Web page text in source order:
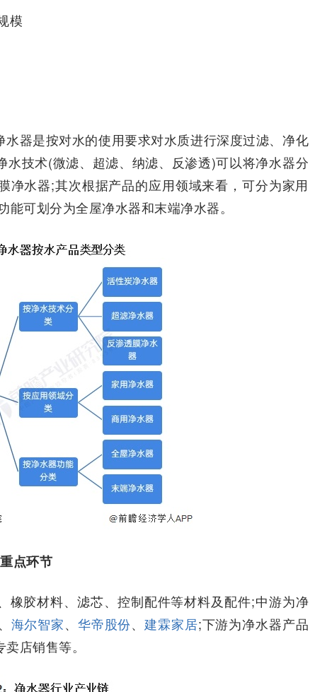
模
器是按对水的使用要求对水质进行深度过滤、净化
技术(微滤、超滤、纳滤、反渗透)可以将净水器分
净水器;其次根据产品的应用领域来看，可分为家用
可划分为全屋净水器和末端净水器。
点环节
橡胶材料、滤芯、控制配件等材料及配件;中游为净
、 海尔智家、 华帝股份、建霖家居;下游为净水器产品
店销售等。